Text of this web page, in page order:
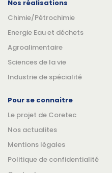
Nos réalisations
Chimie/Pétrochimie
Energie Eau et déchets
Agroalimentaire
Sciences de la vie
Industrie de spécialité
Pour se connaitre
Le projet de Coretec
Nos actualites
Mentions légales
Politique de confidentialité